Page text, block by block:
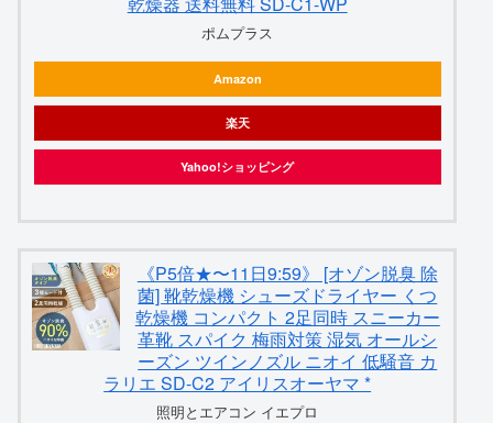
ポムプラス
Amazon
楽天
Yahoo!ショッピング
《P5倍★〜11日9:59》 [オゾン脱臭 除
菌] 靴乾燥機 シューズドライヤー くつ
乾燥機 コンパクト 2足同時 スニーカー
革靴 スパイク 梅雨対策 湿気 オールシ
ーズン ツインノズル ニオイ 低騒音 カ
ラリエ SD-C2 アイリスオーヤマ *
照明とエアコン イエプロ